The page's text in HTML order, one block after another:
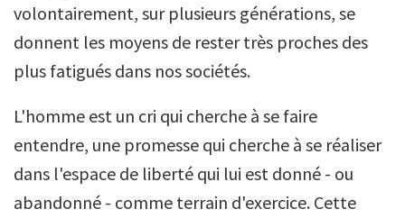
volontairement, sur plusieurs générations, se
donnent les moyens de rester très proches des
plus fatigués dans nos sociétés.
L'homme est un cri qui cherche à se faire
entendre, une promesse qui cherche à se réaliser
dans l'espace de liberté qui lui est donné - ou
abandonné - comme terrain d'exercice. Cette